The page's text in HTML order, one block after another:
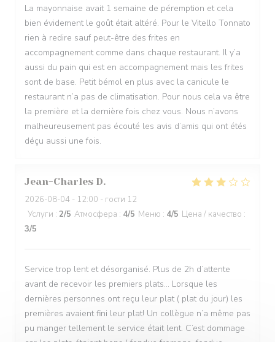
La mayonnaise avait 1 semaine de péremption et cela
bien évidement le goût était altéré. Pour le Vitello Tonnato
rien à redire sauf peut-être des frites en
accompagnement comme dans chaque restaurant. Il y’a
aussi du pain qui est en accompagnement mais les frites
sont de base. Petit bémol en plus avec la canicule le
restaurant n’a pas de climatisation. Pour nous cela va être
la première et la dernière fois chez vous. Nous n’avons
malheureusement pas écouté les avis d’amis qui ont étés
déçu aussi une fois.
Jean-Charles D
2026-08-04 - 12:00 - гости 12
Услуги : 2/5 Атмосфера : 4/5 Меню : 4/5 Цена / качество :
3/5
Service trop lent et désorganisé. Plus de 2h d’attente
avant de recevoir les premiers plats… Lorsque les
dernières personnes ont reçu leur plat ( plat du jour) les
premières avaient fini leur plat! Un collègue n’a même pas
pu manger tellement le service était lent. C’est dommage